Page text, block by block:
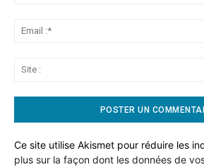
Ce site utilise Akismet pour réduire les
plus sur la façon dont les données de